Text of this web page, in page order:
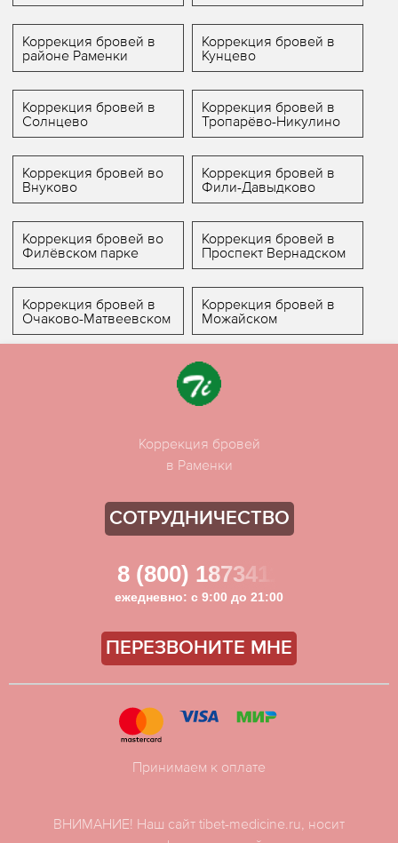
Коррекция бровей в
районе Раменки
Коррекция бровей в
Кунцево
Коррекция бровей в
Солнцево
Коррекция бровей в
Тропарёво-Никулино
Коррекция бровей во
Внуково
Коррекция бровей в
Фили-Давыдково
Коррекция бровей во
Филёвском парке
Коррекция бровей в
Проспект Вернадском
Коррекция бровей в
Очаково-Матвеевском
Коррекция бровей в
Можайском
Коррекция бровей
в Раменки
СОТРУДНИЧЕСТВО
8 (800) 1873411
ежедневно: с 9:00 до 21:00
ПЕРЕЗВОНИТЕ МНЕ
ВНИМАНИЕ! Наш сайт tibet-medicine.ru, носит
Принимаем к оплате